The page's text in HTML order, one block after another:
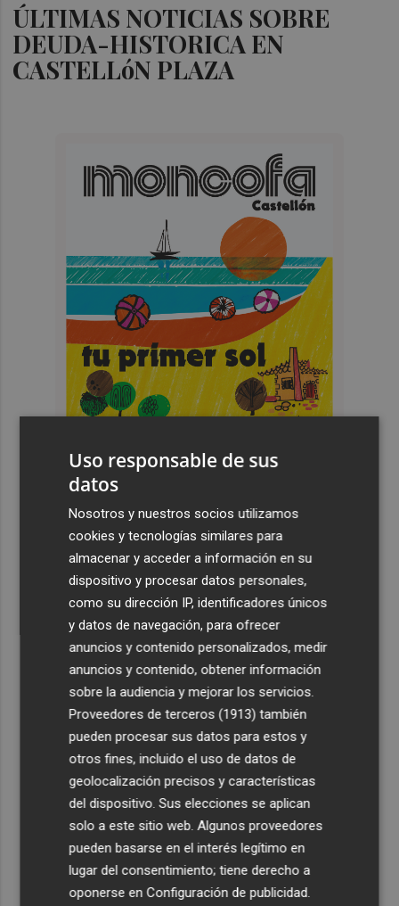
ÚLTIMAS NOTICIAS SOBRE
DEUDA-HISTORICA EN
CASTELLóN PLAZA
Últimas Noticias
La calle Cantarerías de Cartagena estrena pavimento:
avanza la obra de la Morería Baja como nuevo eje
peatonal hacia San Fernando
La empresa murciana Campounión renuncia al limón y
trasladará su actividad a Fuente Álamo
Las exportaciones agroalimentarias españolas se elevan
un 3% en 2025, hasta superar los 78.000 millones
CCOO denuncia la movilidad de personal de enfermería
en el Hospital Provincial de Castellón
Los grupos políticos de Onda se unen para impulsar la
reforestación y las ayudas a los afectados por el
incendio
Uso responsable de sus
datos
Nosotros y nuestros socios utilizamos
cookies y tecnologías similares para
almacenar y acceder a información en su
dispositivo y procesar datos personales,
como su dirección IP, identificadores únicos
y datos de navegación, para ofrecer
anuncios y contenido personalizados, medir
anuncios y contenido, obtener información
sobre la audiencia y mejorar los servicios.
Proveedores de terceros (1913) también
pueden procesar sus datos para estos y
otros fines, incluido el uso de datos de
geolocalización precisos y características
del dispositivo. Sus elecciones se aplican
solo a este sitio web. Algunos proveedores
pueden basarse en el interés legítimo en
lugar del consentimiento; tiene derecho a
oponerse enConfiguración de publicidad.